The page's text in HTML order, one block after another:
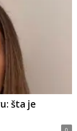
šta je